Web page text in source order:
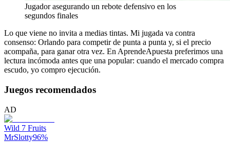
Jugador asegurando un rebote defensivo en los
segundos finales
Lo que viene no invita a medias tintas. Mi jugada va contra
consenso: Orlando para competir de punta a punta y, si el precio
acompaña, para ganar otra vez. En AprendeApuesta preferimos una
lectura incómoda antes que una popular: cuando el mercado compra
escudo, yo compro ejecución.
Juegos recomendados
AD
Wild 7 Fruits
MrSlotty96%